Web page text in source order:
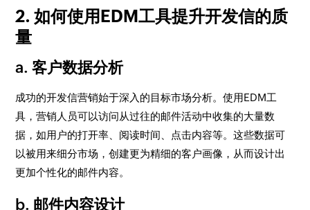
2. 如何使用EDM工具提升开发信的质
量
a. 客户数据分析
成功的开发信营销始于深入的目标市场分析。使用EDM工
具，营销人员可以访问从过往的邮件活动中收集的大量数
据，如用户的打开率、阅读时间、点击内容等。这些数据可
以被用来细分市场，创建更为精细的客户画像，从而设计出
更加个性化的邮件内容。
b. 邮件内容设计